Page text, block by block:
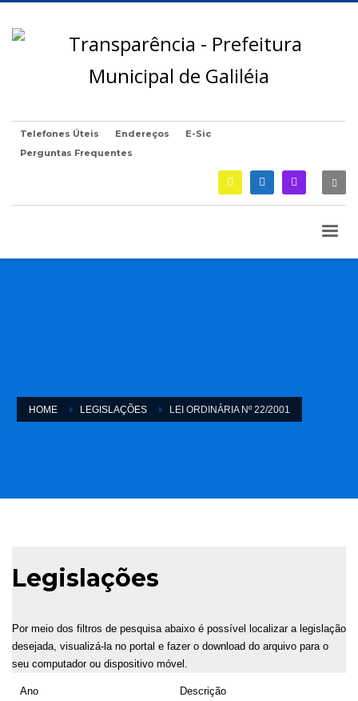
Telefones Úteis Endereços
E-Sic
Perguntas Frequentes
HOME LEGISLAÇÕES LEI ORDINÁRIA Nº 22/2001
Legislações
Por meio dos filtros de pesquisa abaixo é possível localizar a legislação
desejada, visualizá-la no portal e fazer o download do arquivo para o
seu computador ou dispositivo móvel.
Ano Descrição